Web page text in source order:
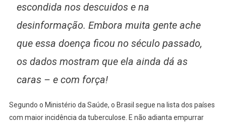
escondida nos descuidos e na
desinformação. Embora muita gente ache
que essa doença ficou no século passado,
os dados mostram que ela ainda dá as
caras – e com força!
Segundo o Ministério da Saúde, o Brasil segue na lista dos países
com maior incidência da tuberculose. E não adianta empurrar